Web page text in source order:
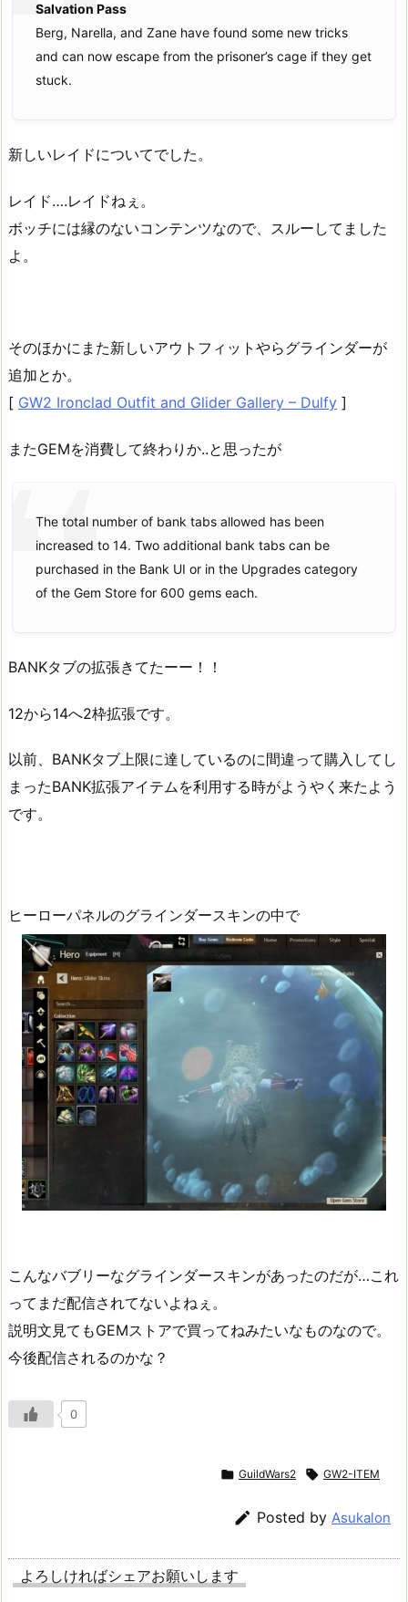
Salvation Pass
Berg, Narella, and Zane have found some new tricks
and can now escape from the prisoner’s cage if they get
stuck.
新しいレイドについてでした。
レイド….レイドねぇ。
ボッチには縁のないコンテンツなので、スルーしてました
よ。
そのほかにまた新しいアウトフィットやらグラインダーが
追加とか。
[ GW2 Ironclad Outfit and Glider Gallery – Dulfy ]
またGEMを消費して終わりか..と思ったが
The total number of bank tabs allowed has been
increased to 14. Two additional bank tabs can be
purchased in the Bank UI or in the Upgrades category
of the Gem Store for 600 gems each.
BANKタブの拡張きてたーー！！
12から14へ2枠拡張です。
以前、BANKタブ上限に達しているのに間違って購入してし
まったBANK拡張アイテムを利用する時がようやく来たよう
です。
ヒーローパネルのグラインダースキンの中で
こんなバブリーなグラインダースキンがあったのだが…これ
ってまだ配信されてないよねぇ。
説明文見てもGEMストアで買ってねみたいなものなので。
今後配信されるのかな？
0
 GuildWars2  GW2-ITEM
 Posted by Asukalon
よろしければシェアお願いします